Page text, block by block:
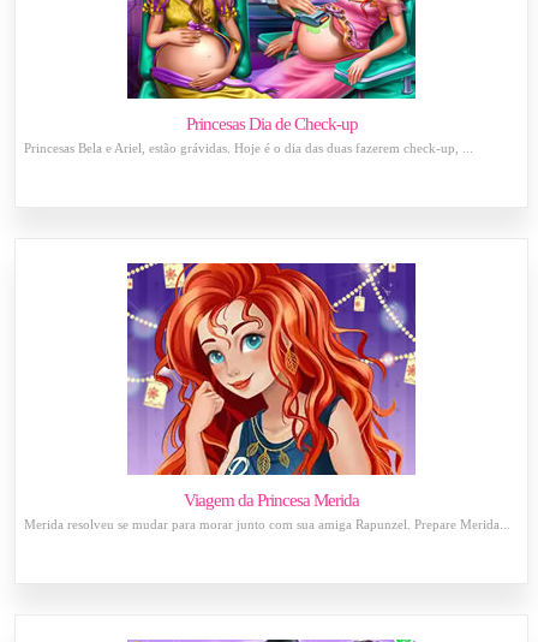
Princesas Dia de Check-up
Princesas Bela e Ariel, estão grávidas. Hoje é o dia das duas fazerem check-up, ...
Viagem da Princesa Merida
Merida resolveu se mudar para morar junto com sua amiga Rapunzel. Prepare Merida...